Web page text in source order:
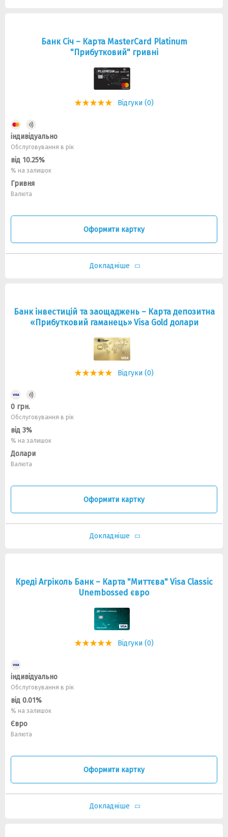
Банк Січ – Карта MasterCard Platinum
"Прибутковий" гривні
Відгуки (0)
індивідуально
Обслуговування в рік
від 10.25%
% на залишок
Гривня
Валюта
Оформити картку
Докладніше
Банк інвестицій та заощаджень – Карта депозитна
«Прибутковий гаманець» Visa Gold долари
Відгуки (0)
0 грн.
Обслуговування в рік
від 3%
% на залишок
Долари
Валюта
Оформити картку
Докладніше
Креді Агріколь Банк – Карта "Миттєва" Visa Classic
Unembossed євро
Відгуки (0)
індивідуально
Обслуговування в рік
від 0.01%
% на залишок
Євро
Валюта
Оформити картку
Докладніше